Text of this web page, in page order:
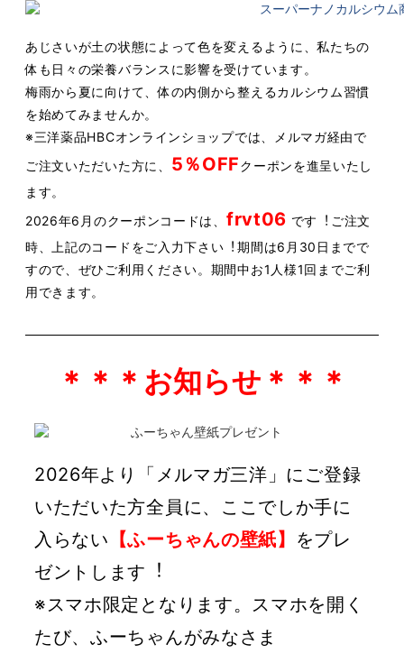
あじさいが⼟の状態によって⾊を変えるように、私たちの
体も⽇々の栄養バランスに影響を受けています。
梅⾬から夏に向けて、体の内側から整えるカルシウム習慣
を始めてみませんか。
※三洋薬品HBCオンラインショップでは、メルマガ経由で
ご注⽂いただいた⽅に、 5％OFFクーポンを進呈いたし
ます。
2026年6⽉のクーポンコードは、 frvt06 です︕ ご注⽂
時、上記のコードをご⼊⼒下さい︕期間は6⽉30⽇までで
すので、ぜひご利⽤ください。 期間中お1⼈様1回までご利
⽤できます。
＊＊＊お知らせ＊＊＊
2026年より「メルマガ三洋」にご登録
いただいた⽅全員に、ここでしか⼿に
⼊らない 【ふーちゃんの壁紙】 をプレ
ゼントします︕
※スマホ限定となります。
スマホを開く
たび、ふーちゃんがみなさま